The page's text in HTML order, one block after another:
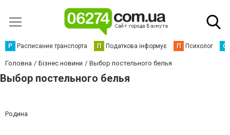
Р Расписание транспорта П Податкова інформує П Психолог С
Головна Бізнес новини Выбор постельного белья
Выбор постельного белья
Родина